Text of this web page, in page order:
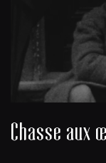
Chasse aux